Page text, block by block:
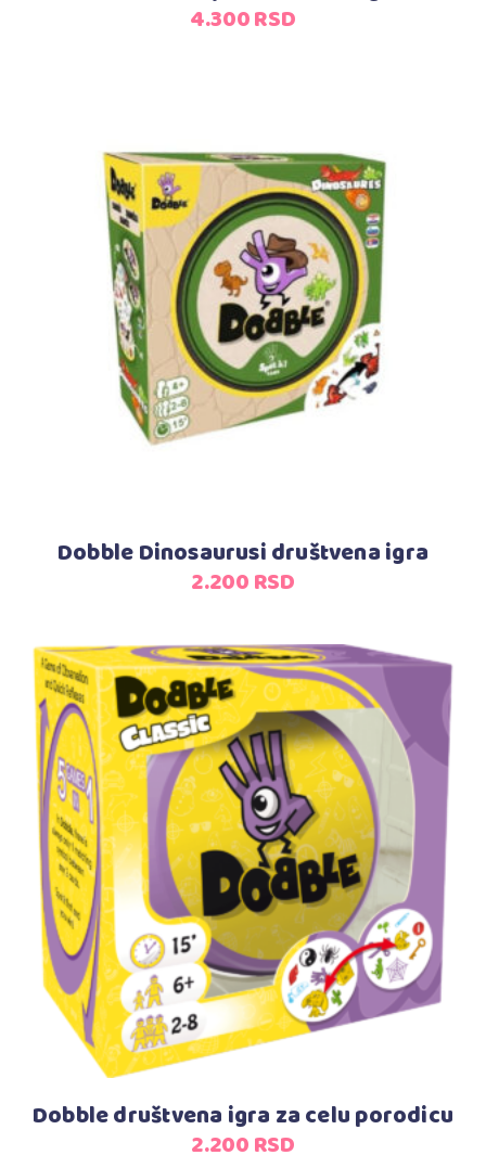
4.300RSD
Dodaj u korpu
Dobble Dinosaurusi društvena igra
2.200RSD
Dodaj u korpu
Dobble društvena igra za celu porodicu
2.200RSD